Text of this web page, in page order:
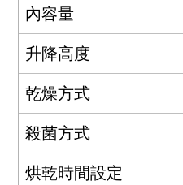
內容量
升降高度
乾燥方式
殺菌方式
烘乾時間設定